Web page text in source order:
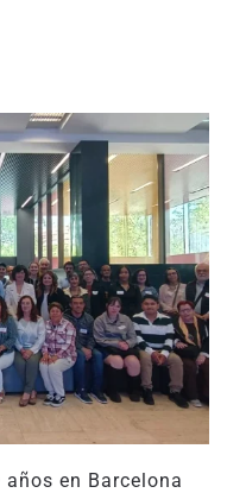
en Barcelona